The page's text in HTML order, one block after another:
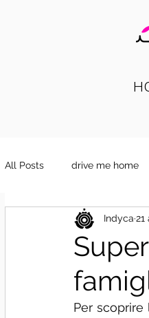
All Posts drive me home
Indyca 21
Per scoprire